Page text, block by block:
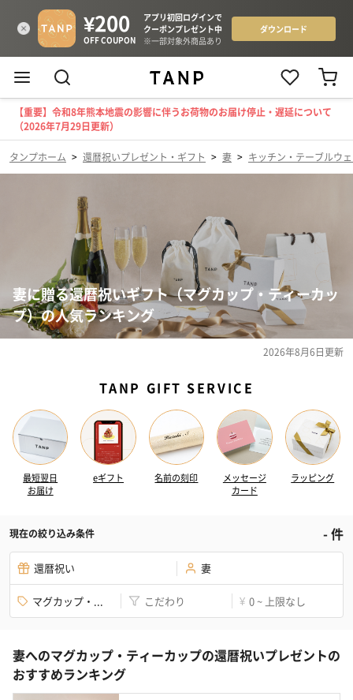
【重要】令和8年熊本地震の影響に伴うお荷物のお届け停止・遅延について
（2026年7月29日更新）
タンプホーム > 還暦祝いプレゼント・ギフト > 妻 > キッチン・テーブルウ
妻に贈る還暦祝いギフト（マグカップ・ティーカッ
プ）の人気ランキング
2026年8月6日更新
TANP GIFT SERVICE
最短翌日
お届け
eギフト 名前の刻印
メッセージ
カード
ラッピング
現在の絞り込み条件 -件
還暦祝い 妻
マグカップ・... こだわり ¥ 0 ~ 上限なし
妻へのマグカップ・ティーカップの還暦祝いプレゼントの
おすすめランキング